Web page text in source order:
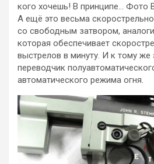
кого хочешь! В принципе… Фото
А ещё это весьма
со свободным затвором,
которая обеспечивает
выстрелов в минуту. И к тому же
переводчик
автоматического режима огня.